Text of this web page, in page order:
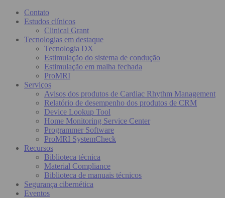
Contato
Estudos clínicos
Clinical Grant
Tecnologias em destaque
Tecnologia DX
Estimulação do sistema de condução
Estimulação em malha fechada
ProMRI
Serviços
Avisos dos produtos de Cardiac Rhythm Management
Relatório de desempenho dos produtos de CRM
Device Lookup Tool
Home Monitoring Service Center
Programmer Software
ProMRI SystemCheck
Recursos
Biblioteca técnica
Material Compliance
Biblioteca de manuais técnicos
Segurança cibernética
Eventos